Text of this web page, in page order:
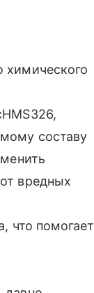
химического
составу
вредных
что помогает